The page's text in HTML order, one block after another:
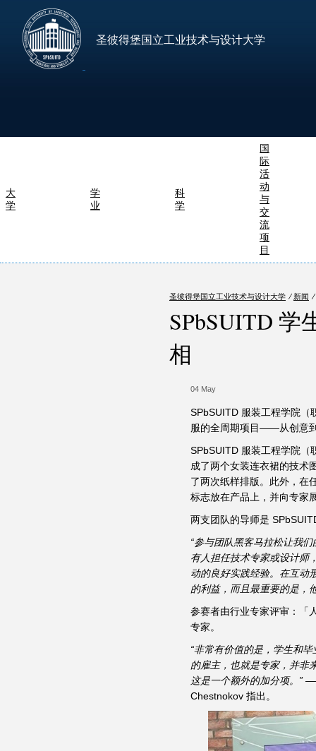
圣彼得堡国立工业技术与设计大学
大
学
学
业
科
学
国
际
活
动
与
交
流
项
目
圣彼得堡国立工业技术与设计大学 ⁄ 新闻 ⁄
SPbSUITD 学
相
04 May
SPbSUITD 服装工程学院（
服的全周期项目——从创意
SPbSUITD 服装工程学院（
成了两个女装连衣裙的技术
了两次纸样排版。此外，在
标志放在产品上，并向专家
两支团队的导师是
“参与团队黑客马拉松让我
有人担任技术专家或设计师
动的良好实践经验。在互动
的利益，而且最重要的是，
参赛者由行业专家评审：「
专家。
“非常有价值的是，学生和
的雇主，也就是专家，并
这是一个额外的加分项。”
Chestnokov 指出。